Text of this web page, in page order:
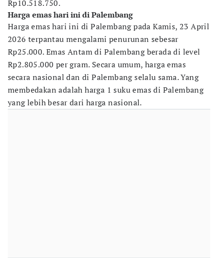
Rp10.518.750.
Harga emas hari ini di Palembang
Harga emas hari ini di Palembang pada Kamis, 23 April
2026 terpantau mengalami penurunan sebesar
Rp25.000. Emas Antam di Palembang berada di level
Rp2.805.000 per gram. Secara umum, harga emas
secara nasional dan di Palembang selalu sama. Yang
membedakan adalah harga 1 suku emas di Palembang
yang lebih besar dari harga nasional.